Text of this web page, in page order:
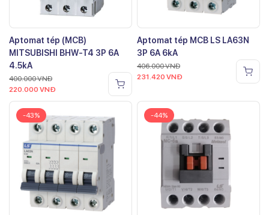
Aptomat tép (MCB)
MITSUBISHI BHW-T4 3P 6A
4.5kA
400.000VNĐ
220.000 VNĐ
Aptomat tép MCB LS LA63N
3P 6A 6kA
406.000VNĐ
231.420 VNĐ
-43% -44%